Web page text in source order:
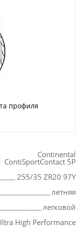
профиля
Continental
ContiSportContact 5P
255/35 ZR20 97Y
летняя
легковой
High Performance